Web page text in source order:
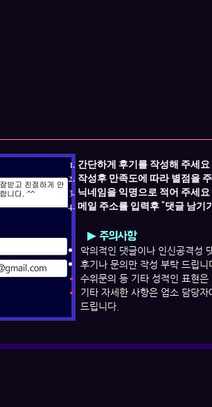
간단하게 후기를 작성해 주세요​
작성후 만족도에 따라 별점을
닉네임을 익명으로 적어 주세요
​메일 주소를 입력후"댓글 남기
▶ 주의사항
악의적인 댓글이나 인신공격성
후기나 문의만 작성 부탁 드립니
수위문의 등 기타 성적인 표현
기타 자세한 사항은 업소 담당
드립니다.